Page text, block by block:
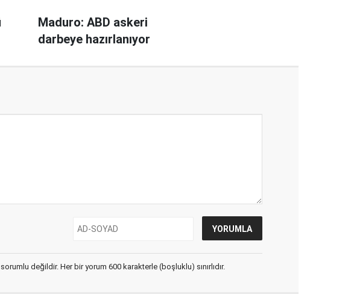
Maduro: ABD askeri
darbeye hazırlanıyor
değildir. Her bir yorum 600 karakterle (boşluklu) sınırlıdır.